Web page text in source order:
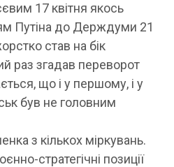
17 квітня якось
Путіна до Держдуми 21
став на бік
раз згадав переворот
що і у першому, і у
був не головним
з кількох міркувань.
стратегічні позиції